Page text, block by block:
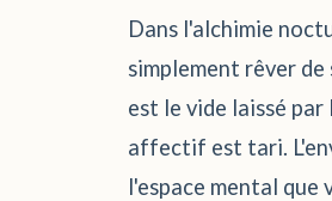
Dans l'alchimie
simplement rêver
est le vide laissé
affectif est tari.
l'espace mental